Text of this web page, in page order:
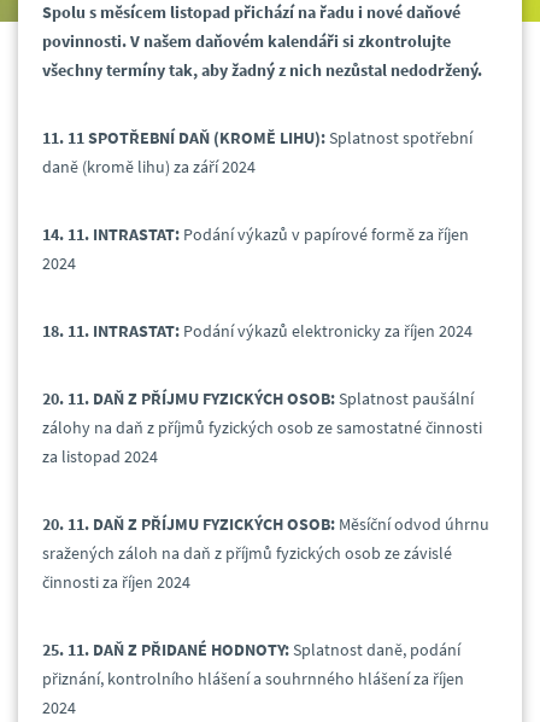
Spolu s měsícem listopad přichází na řadu i nové daňové
povinnosti. V našem daňovém kalendáři si zkontrolujte
všechny termíny tak, aby žadný z nich nezůstal nedodržený.
11. 11 SPOTŘEBNÍ DAŇ (KROMĚ LIHU):Splatnost spotřební
daně (kromě lihu) za září 2024
14. 11. INTRASTAT: Podání výkazů v papírové formě za říjen
2024
18. 11. INTRASTAT: Podání výkazů elektronicky za říjen 2024
20. 11. DAŇ Z PŘÍJMU FYZICKÝCH OSOB:Splatnost paušální
zálohy na daň z příjmů fyzických osob ze samostatné činnosti
za listopad 2024
20. 11. DAŇ Z PŘÍJMU FYZICKÝCH OSOB: Měsíční odvod úhrnu
sražených záloh na daň z příjmů fyzických osob ze závislé
činnosti za říjen 2024
25. 11. DAŇ Z PŘIDANÉ HODNOTY:Splatnost daně, podání
přiznání, kontrolního hlášení a souhrnného hlášení za říjen
2024